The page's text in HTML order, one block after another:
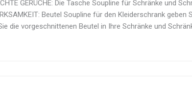
GERÜCHE: Die Tasche Soupline für Schränke und
Beutel Soupline für den Kleiderschrank geben
die vorgeschnittenen Beutel in Ihre Schränke und